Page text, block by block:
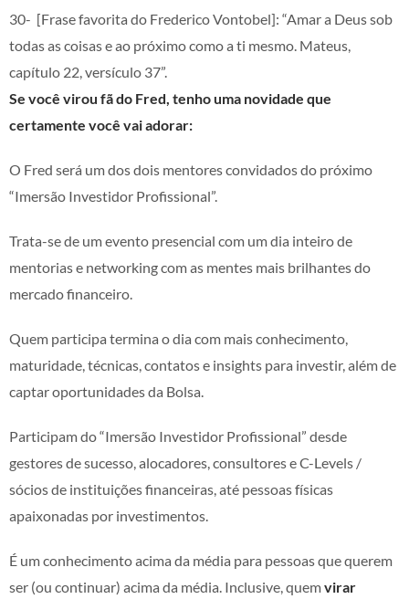
30- [Frase favorita do Frederico Vontobel]: “Amar a Deus sob
todas as coisas e ao próximo como a ti mesmo. Mateus,
capítulo 22, versículo 37”.
Se você virou fã do Fred, tenho uma novidade que
certamente você vai adorar:
O Fred será um dos dois mentores convidados do próximo
“Imersão Investidor Profissional”.
Trata-se de um evento presencial com um dia inteiro de
mentorias e networking com as mentes mais brilhantes do
mercado financeiro.
Quem participa termina o dia com mais conhecimento,
maturidade, técnicas, contatos e insights para investir, além de
captar oportunidades da Bolsa.
Participam do “Imersão Investidor Profissional” desde
gestores de sucesso, alocadores, consultores e C-Levels /
sócios de instituições financeiras, até pessoas físicas
apaixonadas por investimentos.
É um conhecimento acima da média para pessoas que querem
ser (ou continuar) acima da média. Inclusive, quemvirar